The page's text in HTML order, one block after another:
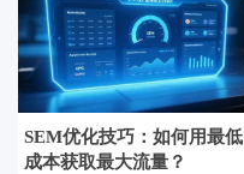
SEM优化技巧：如何用最低
成本获取最大流量？